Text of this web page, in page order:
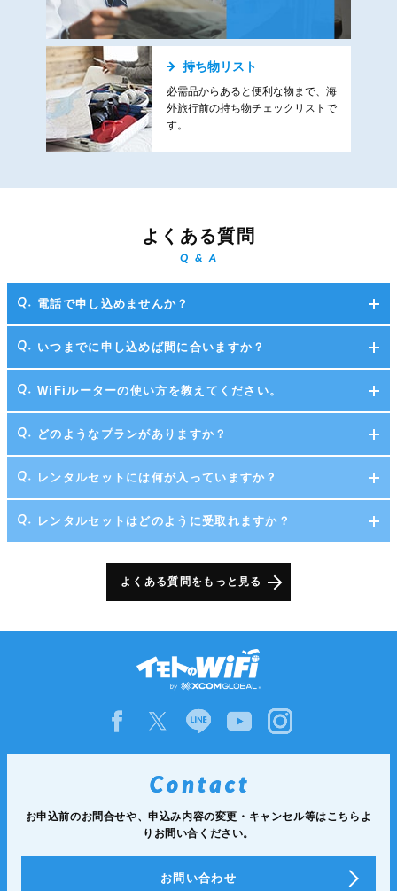
持ち物リスト
必需品からあると便利な物まで、海
外旅行前の持ち物チェックリストで
す。
よくある質問
Q & A
電話で申し込めませんか？
いつまでに申し込めば間に合いますか？
WiFiルーターの使い方を教えてください。
どのようなプランがありますか？
レンタルセットには何が入っていますか？
レンタルセットはどのように受取れますか？
よくある質問をもっと見る
お申込前のお問合せや、申込み内容の変更・キャンセル等はこちらよ
りお問い合ください。
お問い合わせ